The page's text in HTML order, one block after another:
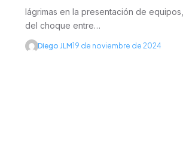
lágrimas en la presentación de
del choque entre…
Diego JLM19 de noviembre de 2024